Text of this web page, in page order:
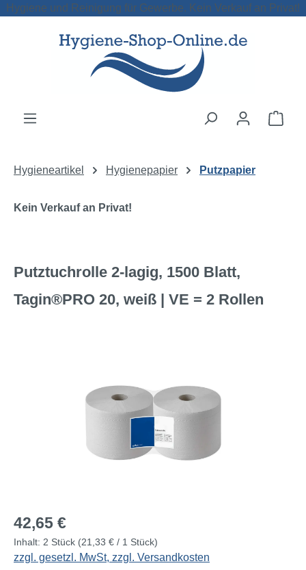
Zum Hauptinhalt springen
Hygiene und Reinigung für Gewerbe. Kein Verkauf an Privat!
Hygieneartikel Hygienepapier Putzpapier
Kein Verkauf an Privat!
Putztuchrolle 2-lagig, 1500 Blatt,
Tagin®PRO 20, weiß | VE = 2 Rollen
Regulärer Preis:
42,65 €
Inhalt: 2 Stück (21,33 € / 1 Stück)
zzgl. gesetzl. MwSt, zzgl. Versandkosten